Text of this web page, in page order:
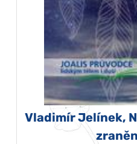
Vladimír Jelínek,